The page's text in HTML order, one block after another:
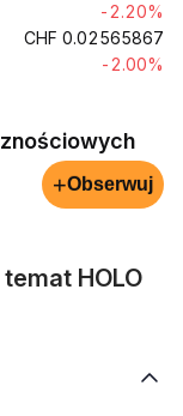
-2.20%
CHF 0.02565867
-2.00%
+Obserwuj
HOLO